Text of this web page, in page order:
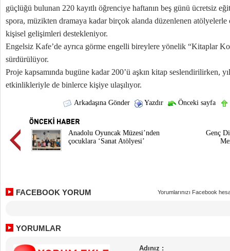
güçlüğü bulunan 220 kayıtlı öğrenciye haftanın beş günü ücretsiz
spora, müzikten dramaya kadar birçok alanda düzenlenen
kişisel gelişimleri destekleniyor.
Engelsiz Kafe’de ayrıca görme engelli bireylere yönelik “Kitaplar
sürdürülüyor.
Proje kapsamında bugüne kadar 200’ü aşkın kitap seslendirilirken,
etkinlikleriyle de binlerce kişiye ulaşılıyor.
Arkadaşına Gönder Yazdır Önceki sayfa
Anadolu Oyuncak Müzesi’nden
çocuklara ‘Sanat Atölyesi’
Genç
FACEBOOK YORUM Yorumlarınızı Facebook
YORUMLAR